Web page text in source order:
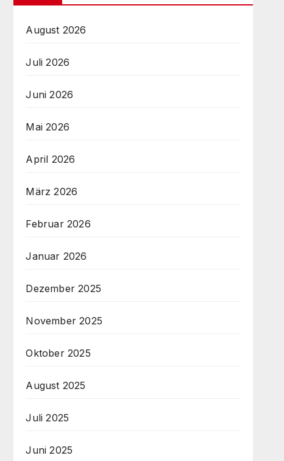
August 2026
Juli 2026
Juni 2026
Mai 2026
April 2026
März 2026
Februar 2026
Januar 2026
Dezember 2025
November 2025
Oktober 2025
August 2025
Juli 2025
Juni 2025